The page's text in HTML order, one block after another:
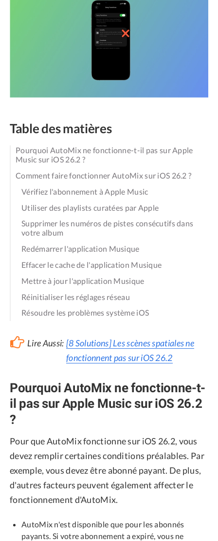
Table des matières
Pourquoi AutoMix ne fonctionne-t-il pas sur Apple
Music sur iOS 26.2 ?
Comment faire fonctionner AutoMix sur iOS 26.2 ?
Vérifiez l'abonnement à Apple Music
Utiliser des playlists curatées par Apple
Supprimer les numéros de pistes consécutifs dans
votre album
Redémarrer l'application Musique
Effacer le cache de l'application Musique
Mettre à jour l'application Musique
Réinitialiser les réglages réseau
Résoudre les problèmes système iOS
Lire Aussi: [8 Solutions] Les scènes spatiales ne
fonctionnent pas sur iOS 26.2
Pourquoi AutoMix ne fonctionne-t-
il pas sur Apple Music sur iOS 26.2
?
Pour que AutoMix fonctionne sur iOS 26.2, vous
devez remplir certaines conditions préalables. Par
exemple, vous devez être abonné payant. De plus,
d'autres facteurs peuvent également affecter le
fonctionnement d'AutoMix.
AutoMix n'est disponible que pour les abonnés
payants. Si votre abonnement a expiré, vous ne